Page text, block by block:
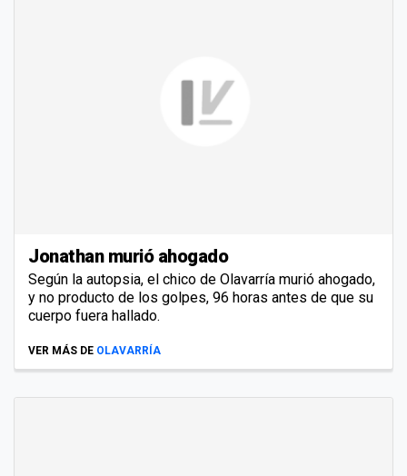
Jonathan murió ahogado
Según la autopsia, el chico de Olavarría murió ahogado,
y no producto de los golpes, 96 horas antes de que su
cuerpo fuera hallado.
VER MÁS DE OLAVARRÍA